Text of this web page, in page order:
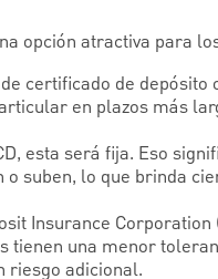
opción atractiva para
certificado de
en plazos más
esta será fija. Eso
suben, lo que brinda
Insurance Corporation
tienen una menor
riesgo adicional.